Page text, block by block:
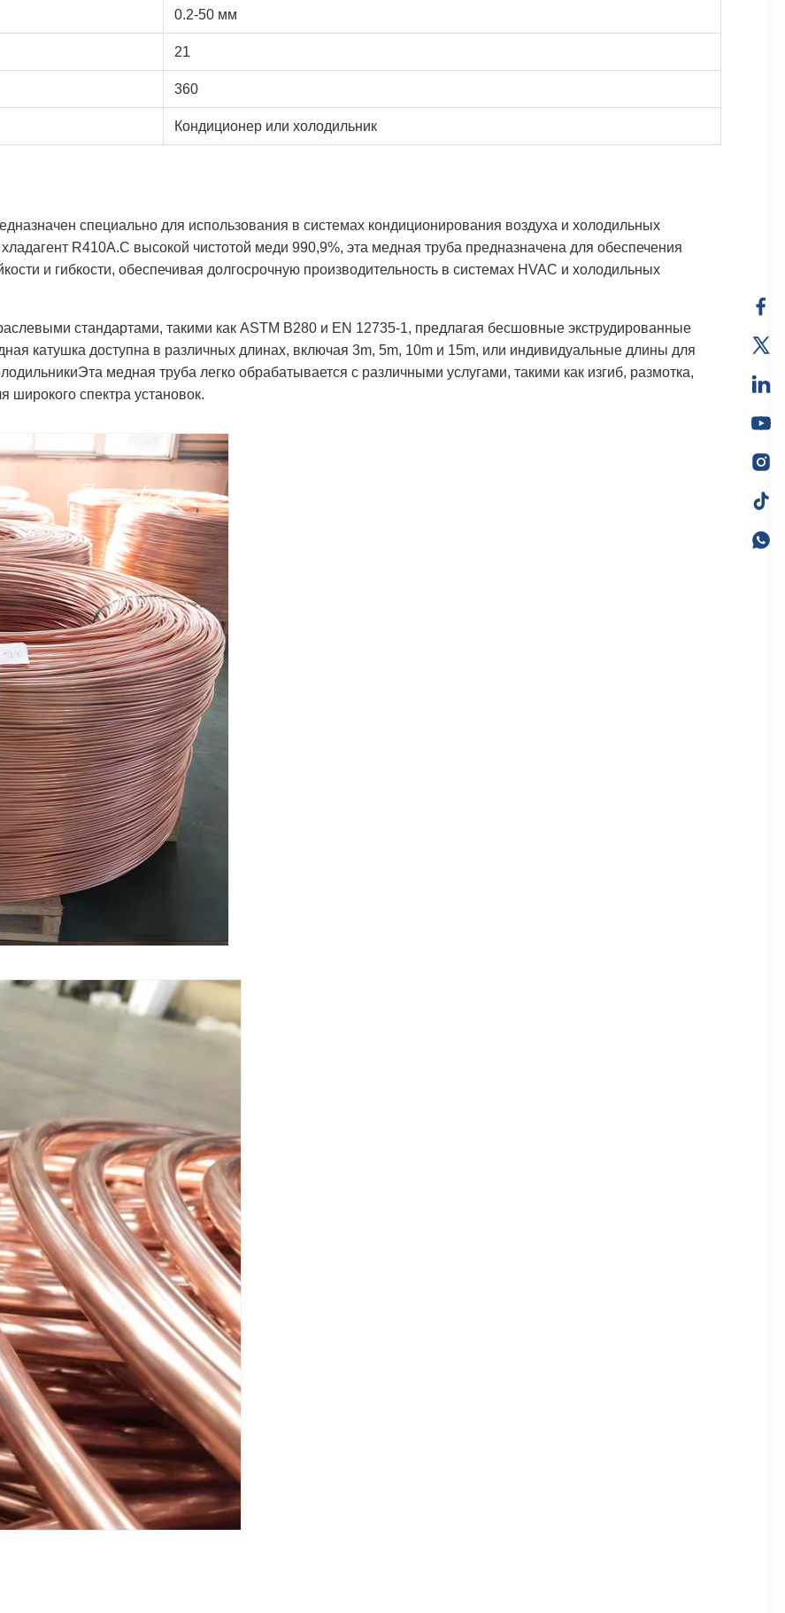
0.2-50 мм
21
360
Кондиционер или холодильник
специально для использования в системах кондиционирования воздуха и холодильных
R410A.С высокой чистотой меди 990,9%, эта медная труба предназначена для обеспечения
и гибкости, обеспечивая долгосрочную производительность в системах HVAC и холодильных
стандартами, такими как ASTM B280 и EN 12735-1, предлагая бесшовные экструдированные
катушка доступна в различных длинах, включая 3m, 5m, 10m и 15m, или индивидуальные длины для
медная труба легко обрабатывается с различными услугами, такими как изгиб, размотка,
широкого спектра установок.